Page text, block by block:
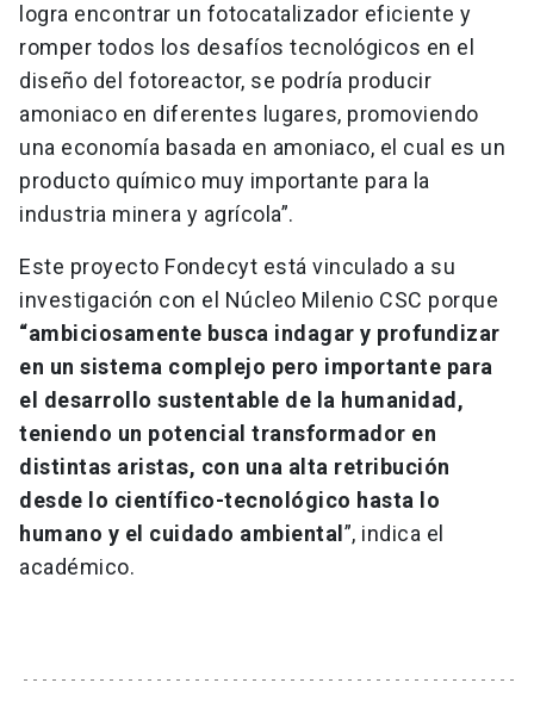
logra encontrar un fotocatalizador eficiente y
romper todos los desafíos tecnológicos en el
diseño del fotoreactor, se podría producir
amoniaco en diferentes lugares, promoviendo
una economía basada en amoniaco, el cual es un
producto químico muy importante para la
industria minera y agrícola”.
Este proyecto Fondecyt está vinculado a su
investigación con el Núcleo Milenio CSC porque
“ambiciosamente busca indagar y profundizar
en un sistema complejo pero importante para
el desarrollo sustentable de la humanidad,
teniendo un potencial transformador en
distintas aristas, con una alta retribución
desde lo científico-tecnológico hasta lo
humano y el cuidado ambiental ”, indica el
académico.